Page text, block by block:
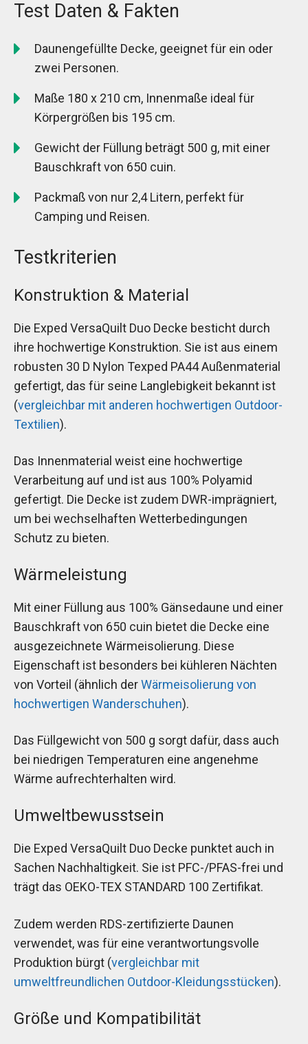
Test Daten & Fakten
Daunengefüllte Decke, geeignet für ein oder
zwei Personen.
Maße 180 x 210 cm, Innenmaße ideal für
Körpergrößen bis 195 cm.
Gewicht der Füllung beträgt 500 g, mit einer
Bauschkraft von 650 cuin.
Packmaß von nur 2,4 Litern, perfekt für
Camping und Reisen.
Testkriterien
Konstruktion & Material
Die Exped VersaQuilt Duo Decke besticht durch
ihre hochwertige Konstruktion. Sie ist aus einem
robusten 30 D Nylon Texped PA44 Außenmaterial
gefertigt, das für seine Langlebigkeit bekannt ist
(vergleichbar mit anderen hochwertigen Outdoor-
Textilien).
Das Innenmaterial weist eine hochwertige
Verarbeitung auf und ist aus 100% Polyamid
gefertigt. Die Decke ist zudem DWR-imprägniert,
um bei wechselhaften Wetterbedingungen
Schutz zu bieten.
Wärmeleistung
Mit einer Füllung aus 100% Gänsedaune und einer
Bauschkraft von 650 cuin bietet die Decke eine
ausgezeichnete Wärmeisolierung. Diese
Eigenschaft ist besonders bei kühleren Nächten
von Vorteil (ähnlich derWärmeisolierung von
hochwertigen Wanderschuhen).
Das Füllgewicht von 500 g sorgt dafür, dass auch
bei niedrigen Temperaturen eine angenehme
Wärme aufrechterhalten wird.
Umweltbewusstsein
Die Exped VersaQuilt Duo Decke punktet auch in
Sachen Nachhaltigkeit. Sie ist PFC-/PFAS-frei und
trägt das OEKO-TEX STANDARD 100 Zertifikat.
Zudem werden RDS-zertifizierte Daunen
verwendet, was für eine verantwortungsvolle
Produktion bürgt (vergleichbar mit
umweltfreundlichen Outdoor-Kleidungsstücken).
Größe und Kompatibilität